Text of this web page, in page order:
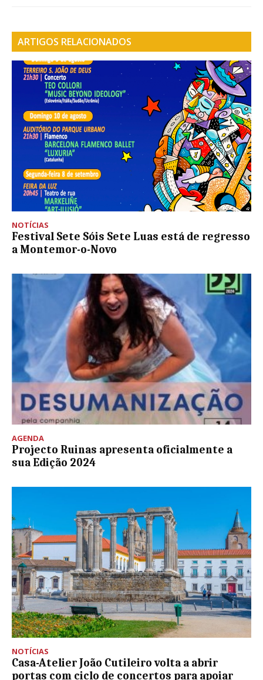
ARTIGOS RELACIONADOS
NOTÍCIAS
Festival Sete Sóis Sete Luas está de regresso
a Montemor-o-Novo
AGENDA
Projecto Ruinas apresenta oficialmente a
sua Edição 2024
NOTÍCIAS
Casa-Atelier João Cutileiro volta a abrir
portas com ciclo de concertos para apoiar